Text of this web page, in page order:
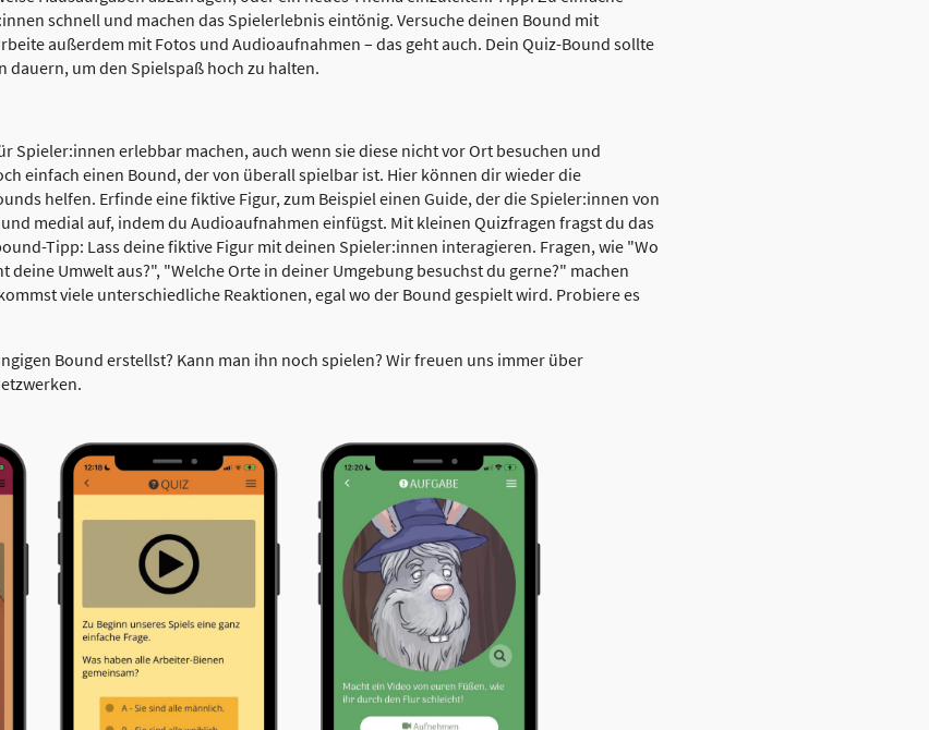
schnell und machen das Spielerlebnis eintönig. Versuche deinen Bound mit
außerdem mit Fotos und Audioaufnahmen – das geht auch. Dein Quiz-Bound sollte
dauern, um den Spielspaß hoch zu halten.
Spieler:innen erlebbar machen, auch wenn sie diese nicht vor Ort besuchen und
einfach einen Bound, der von überall spielbar ist. Hier können dir wieder die
helfen. Erfinde eine fiktive Figur, zum Beispiel einen Guide, der die Spieler:innen von
medial auf, indem du Audioaufnahmen einfügst. Mit kleinen Quizfragen fragst du das
Tipp: Lass deine fiktive Figur mit deinen Spieler:innen interagieren. Fragen, wie "Wo
deine Umwelt aus?", "Welche Orte in deiner Umgebung besuchst du gerne?" machen
viele unterschiedliche Reaktionen, egal wo der Bound gespielt wird. Probiere es
Bound erstellst? Kann man ihn noch spielen? Wir freuen uns immer über